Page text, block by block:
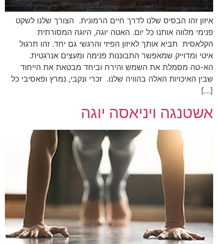
איזון זהו הבסיס שלנו לדרך חיים הרמונית. הצורך שלנו לשקט
פנימי מלווה אותנו כל יום. האטה יוגה, היוגה המסורתית
הקלאסית תביא אותך לאיזון הפיזי והרגשי גם יחד. זהו תרגול
איטי ומדוייק שמאפשר התבוננות פנימה ומעצים אנרגטית.
הא-טה מסמלת את השמש והירח וביחד מבטאת את הייחוד
שבין האיכויות האלה בהוויה שלנו. זכרי ונקבי, נמרץ ופאסיבי כל
[…]
אשטנגה ויניאסה יוגה